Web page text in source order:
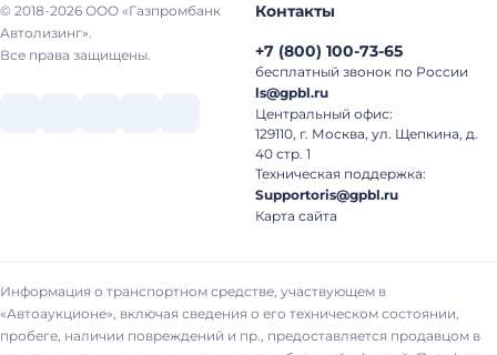
© 2018-2026 ООО «Газпромбанк
Автолизинг».
Все права защищены.
Контакты
+7 (800) 100-73-65
бесплатный звонок по России
ls@gpbl.ru
Центральный офис:
129110, г. Москва, ул. Щепкина, д.
40 стр. 1
Техническая поддержка:
Supportoris@gpbl.ru
Карта сайта
Информация о транспортном средстве, участвующем в
«Автоаукционе», включая сведения о его техническом состоянии,
пробеге, наличии повреждений и пр., предоставляется продавцом в